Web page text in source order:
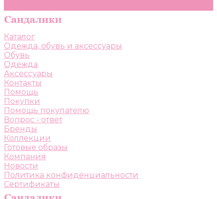
Каталог
Одежда, обувь и аксессуары
Обувь
Одежда
Аксессуары
Контакты
Помощь
Покупки
Помощь покупателю
Вопрос - ответ
Бренды
Коллекции
Готовые образы
Компания
Новости
Политика конфиденциальности
Сертификаты